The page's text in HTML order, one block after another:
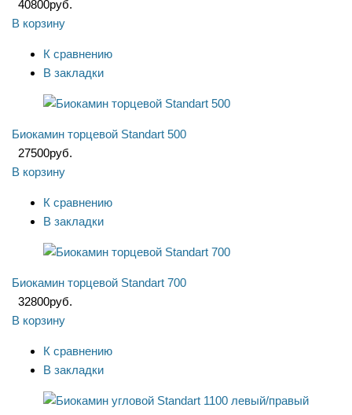
40800руб.
В корзину
К сравнению
В закладки
Биокамин торцевой Standart 500
27500руб.
В корзину
К сравнению
В закладки
Биокамин торцевой Standart 700
32800руб.
В корзину
К сравнению
В закладки